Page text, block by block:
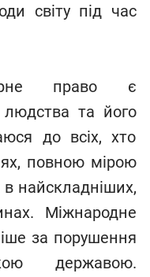
світу під час
право є
та його
до всіх, хто
повною мірою
найскладніших,
Міжнародне
за порушення
державою.